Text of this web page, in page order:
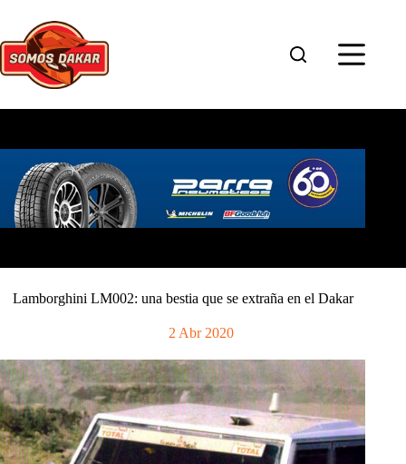
contenido
Lamborghini LM002: una bestia que se extraña en el Dakar
2 Abr 2020